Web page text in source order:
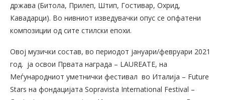
држава (Битола, Прилеп, Штип, Гостивар, Охрид,
Кавадарци). Во нивниот изведувачки опус се опфатени
композиции од сите стилски епохи.
Овој музички состав, во периодот јануари/февруари 2021
год. ја освои Првата награда – LAUREATЕ, на
Меѓународниот уметнички фестивал во Италија – Future
Stars на фондацијата Sopravista International Festival –